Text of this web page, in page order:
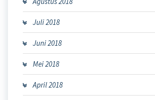
Juli 2018
Juni 2018
Mei 2018
April 2018